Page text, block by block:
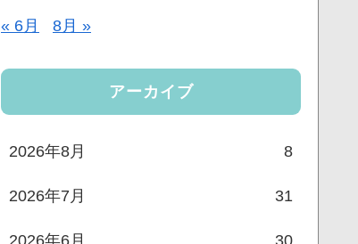
« 6月 8月 »
アーカイブ
2026年8月 8
2026年7月 31